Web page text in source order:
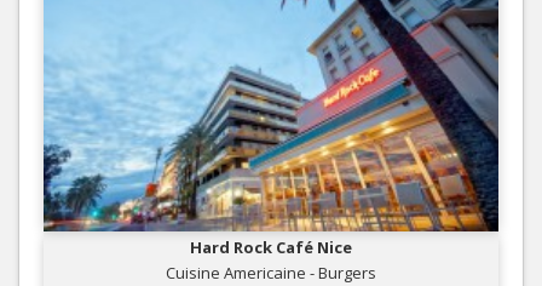
Hard Rock Café Nice
Cuisine Americaine - Burgers